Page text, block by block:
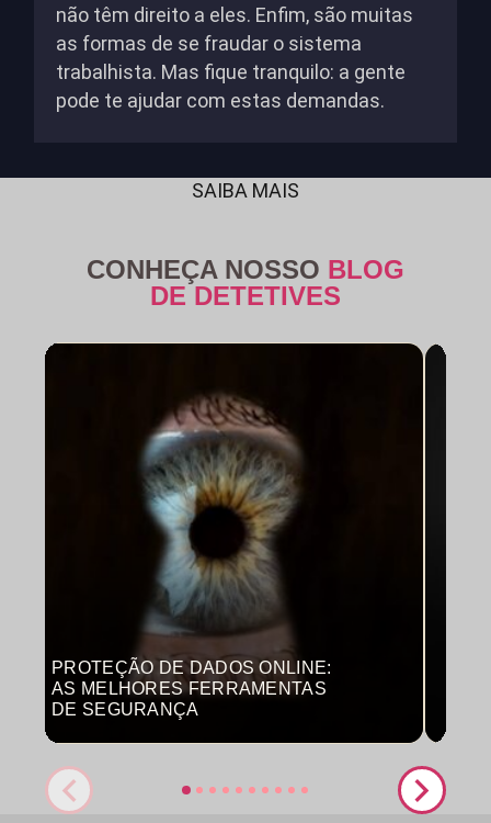
não têm direito a eles. Enfim, são muitas
as formas de se fraudar o sistema
trabalhista. Mas fique tranquilo: a gente
pode te ajudar com estas demandas.
SAIBA MAIS
CONHEÇA NOSSO BLOG
DE DETETIVES
PROTEÇÃO DE DADOS ONLINE:
AS MELHORES FERRAMENTAS
DE SEGURANÇA